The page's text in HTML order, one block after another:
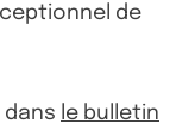
de
le bulletin